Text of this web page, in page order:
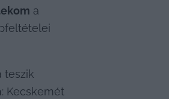
a
teszik
Kecskemét